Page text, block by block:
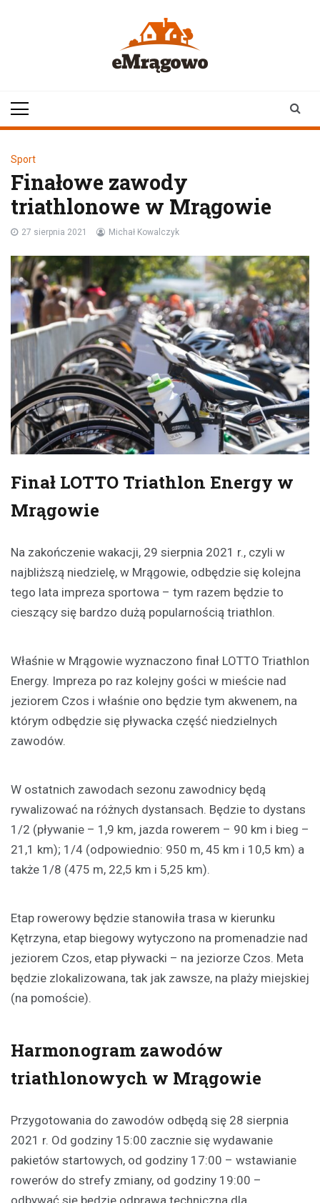
Sport
Finałowe zawody
triathlonowe w Mrągowie
27 sierpnia 2021 Michał Kowalczyk
Finał LOTTO Triathlon Energy w
Mrągowie
Na zakończenie wakacji, 29 sierpnia 2021 r., czyli w
najbliższą niedzielę, w Mrągowie, odbędzie się kolejna
tego lata impreza sportowa – tym razem będzie to
cieszący się bardzo dużą popularnością triathlon.
Właśnie w Mrągowie wyznaczono finał LOTTO Triathlon
Energy. Impreza po raz kolejny gości w mieście nad
jeziorem Czos i właśnie ono będzie tym akwenem, na
którym odbędzie się pływacka część niedzielnych
zawodów.
W ostatnich zawodach sezonu zawodnicy będą
rywalizować na różnych dystansach. Będzie to dystans
1/2 (pływanie – 1,9 km, jazda rowerem – 90 km i bieg –
21,1 km); 1/4 (odpowiednio: 950 m, 45 km i 10,5 km) a
także 1/8 (475 m, 22,5 km i 5,25 km).
Etap rowerowy będzie stanowiła trasa w kierunku
Kętrzyna, etap biegowy wytyczono na promenadzie nad
jeziorem Czos, etap pływacki – na jeziorze Czos. Meta
będzie zlokalizowana, tak jak zawsze, na plaży miejskiej
(na pomoście).
Harmonogram zawodów
triathlonowych w Mrągowie
Przygotowania do zawodów odbędą się 28 sierpnia
2021 r. Od godziny 15:00 zacznie się wydawanie
pakietów startowych, od godziny 17:00 – wstawianie
rowerów do strefy zmiany, od godziny 19:00 –
odbywać się będzie odprawa techniczna dla